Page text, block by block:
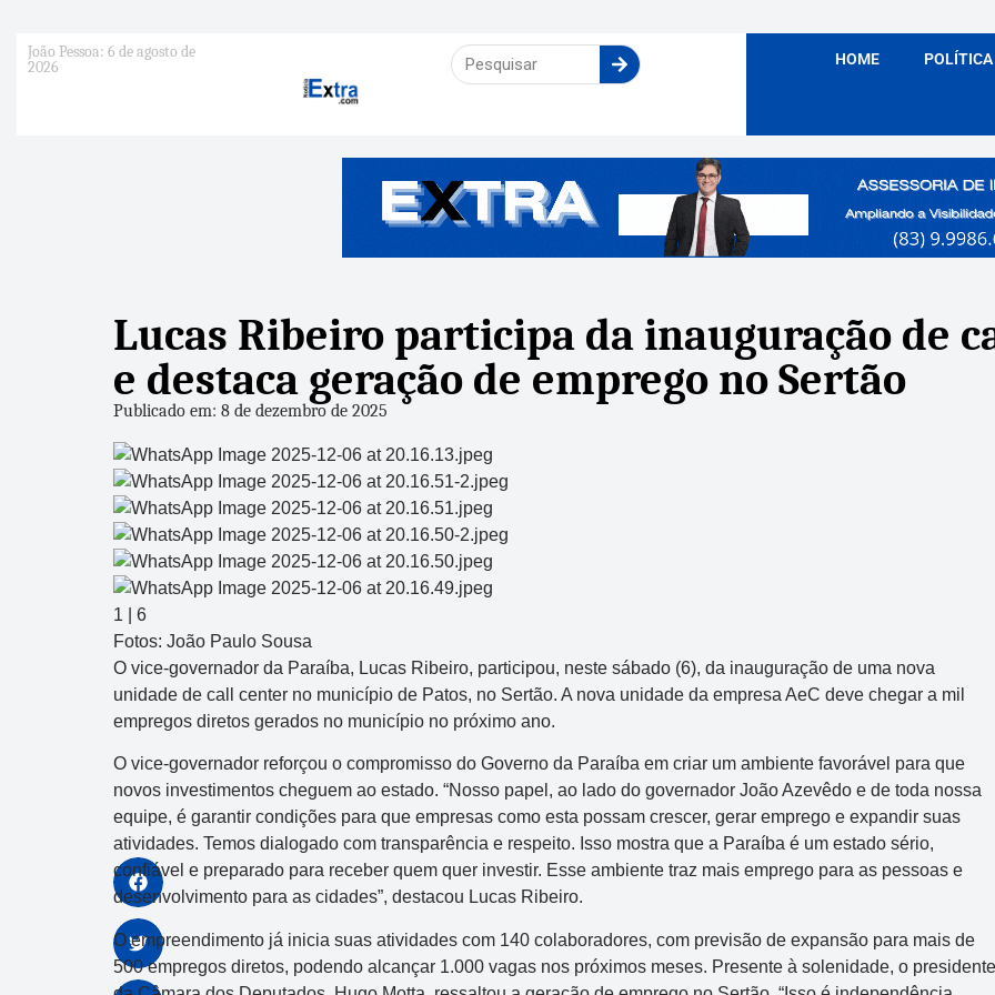
João Pessoa: 6 de agosto de
2026
HOME POLÍTICA
Lucas Ribeiro participa da inauguração de
e destaca geração de emprego no Sertão
Publicado em: 8 de dezembro de 2025
1
6
Fotos: João Paulo Sousa
O vice-governador da Paraíba, Lucas Ribeiro, participou, neste sábado (6), da inauguração de uma nova
unidade de call center no município de Patos, no Sertão. A nova unidade da empresa AeC deve chegar a mil
empregos diretos gerados no município no próximo ano.
O vice-governador reforçou o compromisso do Governo da Paraíba em criar um ambiente favorável para que
novos investimentos cheguem ao estado. “Nosso papel, ao lado do governador João Azevêdo e de toda nossa
equipe, é garantir condições para que empresas como esta possam crescer, gerar emprego e expandir suas
atividades. Temos dialogado com transparência e respeito. Isso mostra que a Paraíba é um estado sério,
confiável e preparado para receber quem quer investir. Esse ambiente traz mais emprego para as pessoas e
desenvolvimento para as cidades”, destacou Lucas Ribeiro.
O empreendimento já inicia suas atividades com 140 colaboradores, com previsão de expansão para mais de
500 empregos diretos, podendo alcançar 1.000 vagas nos próximos meses. Presente à solenidade, o presidente